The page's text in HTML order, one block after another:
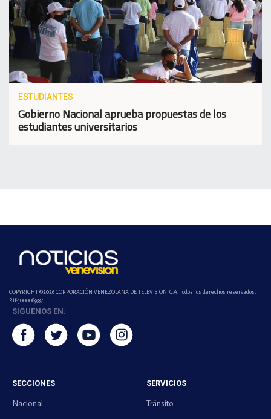
ESTUDIANTES
Gobierno Nacional aprueba propuestas de los
estudiantes universitarios
COPYRIGHT ©2026 CORPORACIÓN VENEZOLANA DE TELEVISION, C.A. Todos los derechos reservados.
Rif-j000089337
SIGUENOS EN:
SECCIONES
Nacional
SERVICIOS
Tránsito